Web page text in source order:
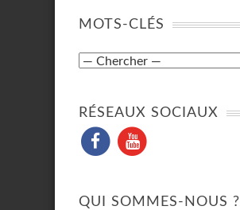
MOTS-CLÉS
RÉSEAUX SOCIAUX
QUI SOMMES-NOUS ?